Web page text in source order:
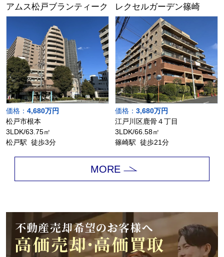
アムス松戸ブランティーク
価格： 4,680万円
松戸市根本
3LDK/63.75㎡
松戸駅 徒歩3分
レクセルガーデン篠崎
価格： 3,680万円
江戸川区鹿骨４丁目
3LDK/66.58㎡
篠崎駅 徒歩21分
MORE